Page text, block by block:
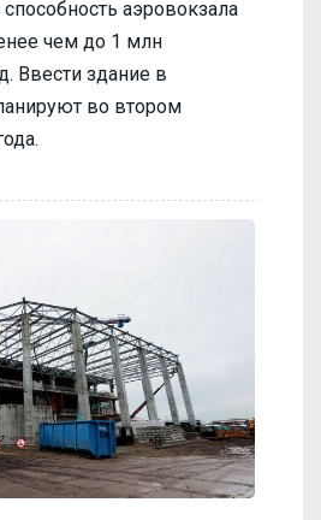
аэровокзала
чем до 1 млн
Ввести здание в
во втором